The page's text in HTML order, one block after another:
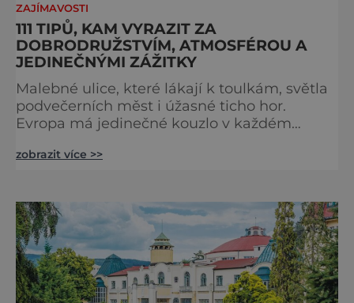
ZAJÍMAVOSTI
111 TIPŮ, KAM VYRAZIT ZA
DOBRODRUŽSTVÍM, ATMOSFÉROU A
JEDINEČNÝMI ZÁŽITKY
Malebné ulice, které lákají k toulkám, světla
podvečerních měst i úžasné ticho hor.
Evropa má jedinečné kouzlo v každém
zve na cestu plnou inspirace, dobrodružství i
podobě. Města s neopakovatelnou
atmosférou Vydejte se s námi na prohlídku
měst, která patří k
zobrazit více >>